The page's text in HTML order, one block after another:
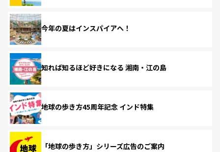
今年の夏はインスパイアへ！
知れば知るほど好きになる 湘南・江の島
地球の歩き方45周年記念 インド特集
「地球の歩き方」シリーズ広告のご案内